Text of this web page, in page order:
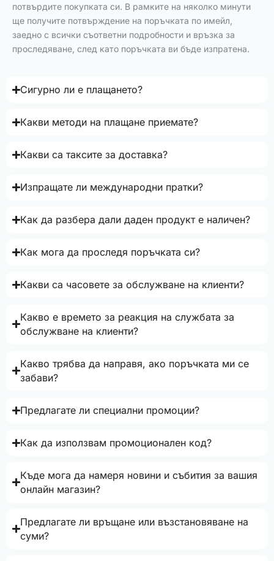
потвърдите покупката си. В рамките на няколко минути
ще получите потвърждение на поръчката по имейл,
заедно с всички съответни подробности и връзка за
проследяване, след като поръчката ви бъде изпратена.
Сигурно ли е плащането?
Какви методи на плащане приемате?
Какви са таксите за доставка?
Изпращате ли международни пратки?
Как да разбера дали даден продукт е наличен?
Как мога да проследя поръчката си?
Какви са часовете за обслужване на клиенти?
Какво е времето за реакция на службата за
обслужване на клиенти?
Какво трябва да направя, ако поръчката ми се
забави?
Предлагате ли специални промоции?
Как да използвам промоционален код?
Къде мога да намеря новини и събития за вашия
онлайн магазин?
Предлагате ли връщане или възстановяване на
суми?